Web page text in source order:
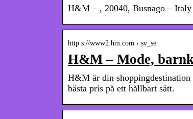
H&M – , 20040, Busnago –
http s://www2.hm.com › sv_se
H&M – Mode,
H&M är din
bästa pris på ett hållbart sätt.